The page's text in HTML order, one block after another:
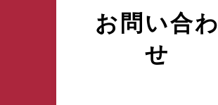
配信も行い
ますので、
の際は参加
お問い合わ
せ